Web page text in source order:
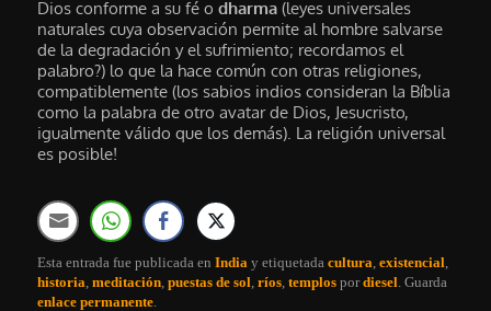
Dios conforme a su fé odharma(leyes universales
naturales cuya observación permite al hombre salvarse
de la degradación y el sufrimiento; recordamos el
palabro?) lo que la hace común con otras religiones,
compatiblemente (los sabios indios consideran la Bíblia
como la palabra de otro avatar de Dios, Jesucristo,
igualmente válido que los demás). La religión universal
es posible!
Esta entrada fue publicada enIndia y etiquetadacultura ,existencial
historia ,meditación ,puestas de sol ,ríos ,templos pordiesel . Guarda
enlace permanente